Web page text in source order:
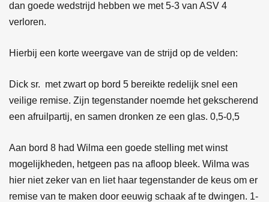
dan goede wedstrijd hebben we met 5-3 van ASV 4
verloren.
Hierbij een korte weergave van de strijd op de velden:
Dick sr. met zwart op bord 5 bereikte redelijk snel een
veilige remise. Zijn tegenstander noemde het gekscherend
een afruilpartij, en samen dronken ze een glas. 0,5-0,5
Aan bord 8 had Wilma een goede stelling met winst
mogelijkheden, hetgeen pas na afloop bleek. Wilma was
hier niet zeker van en liet haar tegenstander de keus om er
remise van te maken door eeuwig schaak af te dwingen. 1-